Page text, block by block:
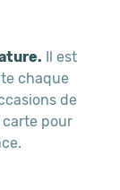
Il est
chaque
de
carte pour